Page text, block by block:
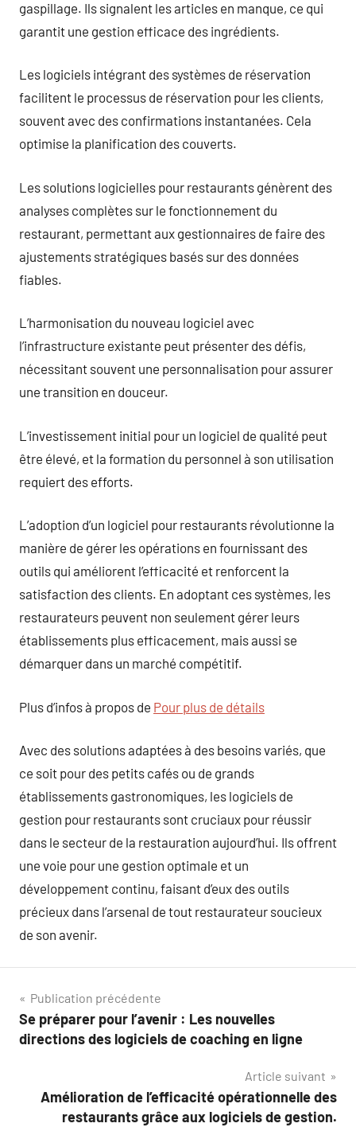
gaspillage. Ils signalent les articles en manque, ce qui
garantit une gestion efficace des ingrédients.
Les logiciels intégrant des systèmes de réservation
facilitent le processus de réservation pour les clients,
souvent avec des confirmations instantanées. Cela
optimise la planification des couverts.
Les solutions logicielles pour restaurants génèrent des
analyses complètes sur le fonctionnement du
restaurant, permettant aux gestionnaires de faire des
ajustements stratégiques basés sur des données
fiables.
L’harmonisation du nouveau logiciel avec
l’infrastructure existante peut présenter des défis,
nécessitant souvent une personnalisation pour assurer
une transition en douceur.
L’investissement initial pour un logiciel de qualité peut
être élevé, et la formation du personnel à son utilisation
requiert des efforts.
L’adoption d’un logiciel pour restaurants révolutionne la
manière de gérer les opérations en fournissant des
outils qui améliorent l’efficacité et renforcent la
satisfaction des clients. En adoptant ces systèmes, les
restaurateurs peuvent non seulement gérer leurs
établissements plus efficacement, mais aussi se
démarquer dans un marché compétitif.
Plus d’infos à propos de Pour plus de détails
Avec des solutions adaptées à des besoins variés, que
ce soit pour des petits cafés ou de grands
établissements gastronomiques, les logiciels de
gestion pour restaurants sont cruciaux pour réussir
dans le secteur de la restauration aujourd’hui. Ils offrent
une voie pour une gestion optimale et un
développement continu, faisant d’eux des outils
précieux dans l’arsenal de tout restaurateur soucieux
de son avenir.
Navigation
de
Publication précédente
Se préparer pour l’avenir : Les nouvelles
directions des logiciels de coaching en ligne
Article suivant
Amélioration de l’efficacité opérationnelle des
restaurants grâce aux logiciels de gestion.